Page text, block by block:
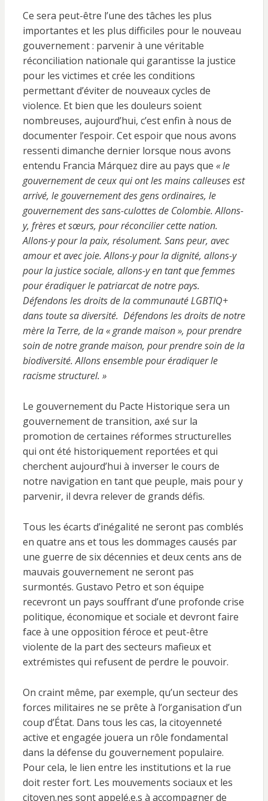
Ce sera peut-être l’une des tâches les plus
importantes et les plus difficiles pour le nouveau
gouvernement : parvenir à une véritable
réconciliation nationale qui garantisse la justice
pour les victimes et crée les conditions
permettant d’éviter de nouveaux cycles de
violence. Et bien que les douleurs soient
nombreuses, aujourd’hui, c’est enfin à nous de
documenter l’espoir. Cet espoir que nous avons
ressenti dimanche dernier lorsque nous avons
entendu Francia Márquez dire au pays que « le
gouvernement de ceux qui ont les mains calleuses est
arrivé, le gouvernement des gens ordinaires, le
gouvernement des sans-culottes de Colombie. Allons-
y, frères et sœurs, pour réconcilier cette nation.
Allons-y pour la paix, résolument. Sans peur, avec
amour et avec joie. Allons-y pour la dignité, allons-y
pour la justice sociale, allons-y en tant que femmes
pour éradiquer le patriarcat de notre pays.
Défendons les droits de la communauté LGBTIQ+
dans toute sa diversité. Défendons les droits de notre
mère la Terre, de la « grande maison », pour prendre
soin de notre grande maison, pour prendre soin de la
biodiversité. Allons ensemble pour éradiquer le
racisme structurel. »
Le gouvernement du Pacte Historique sera un
gouvernement de transition, axé sur la
promotion de certaines réformes structurelles
qui ont été historiquement reportées et qui
cherchent aujourd’hui à inverser le cours de
notre navigation en tant que peuple, mais pour y
parvenir, il devra relever de grands défis.
Tous les écarts d’inégalité ne seront pas comblés
en quatre ans et tous les dommages causés par
une guerre de six décennies et deux cents ans de
mauvais gouvernement ne seront pas
surmontés. Gustavo Petro et son équipe
recevront un pays souffrant d’une profonde crise
politique, économique et sociale et devront faire
face à une opposition féroce et peut-être
violente de la part des secteurs mafieux et
extrémistes qui refusent de perdre le pouvoir.
On craint même, par exemple, qu’un secteur des
forces militaires ne se prête à l’organisation d’un
coup d’État. Dans tous les cas, la citoyenneté
active et engagée jouera un rôle fondamental
dans la défense du gouvernement populaire.
Pour cela, le lien entre les institutions et la rue
doit rester fort. Les mouvements sociaux et les
citoyen.nes sont appelé.e.s à accompagner de